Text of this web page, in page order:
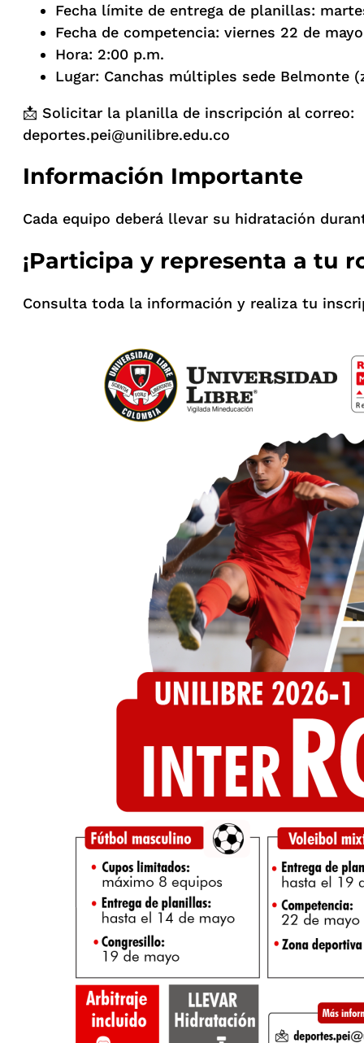
Fecha límite de entrega de planillas:
Fecha de competencia: viernes 22 de mayo
Hora: 2:00 p.m.
Lugar: Canchas múltiples sede Belmonte
📩 Solicitar la planilla de inscripción al correo:
deportes.pei@unilibre.edu.co
Información Importante
Cada equipo deberá llevar su hidratación
¡Participa y representa a tu
Consulta toda la información y realiza tu